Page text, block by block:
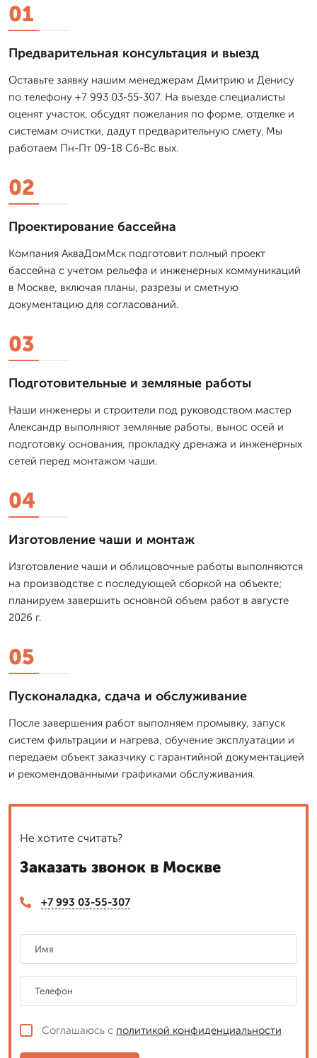
01
Предварительная консультация и выезд
Оставьте заявку нашим менеджерам Дмитрию и Денису
по телефону +7 993 03-55-307. На выезде специалисты
оценят участок, обсудят пожелания по форме, отделке и
системам очистки, дадут предварительную смету. Мы
работаем Пн-Пт 09-18 Сб-Вс вых.
02
Проектирование бассейна
Компания АкваДомМск подготовит полный проект
бассейна с учетом рельефа и инженерных коммуникаций
в Москве, включая планы, разрезы и сметную
документацию для согласований.
03
Подготовительные и земляные работы
Наши инженеры и строители под руководством мастер
Александр выполняют земляные работы, вынос осей и
подготовку основания, прокладку дренажа и инженерных
сетей перед монтажом чаши.
04
Изготовление чаши и монтаж
Изготовление чаши и облицовочные работы выполняются
на производстве с последующей сборкой на объекте;
планируем завершить основной объем работ в августе
2026 г.
05
Пусконаладка, сдача и обслуживание
После завершения работ выполняем промывку, запуск
систем фильтрации и нагрева, обучение эксплуатации и
передаем объект заказчику с гарантийной документацией
и рекомендованными графиками обслуживания.
Не хотите считать?
Заказать звонок в Москве
+7 993 03-55-307
Соглашаюсь с политикой конфиденциальности